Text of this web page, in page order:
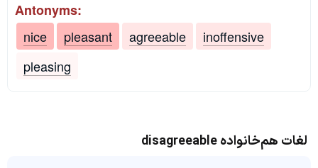
Antonyms:
nice
pleasant agreeable
inoffensive
pleasing
لغات هم‌خانواده disagreeable